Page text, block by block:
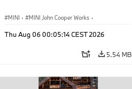
MINI · MINI John Cooper Works ·
Optional Extras, Accessories
Thu Aug 06 00:05:14 CEST 2026
5.54 MB